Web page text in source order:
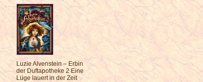
Luzie Alvenstein – Erbin
der Duftapotheke 2 Eine
Lüge lauert in der Zeit